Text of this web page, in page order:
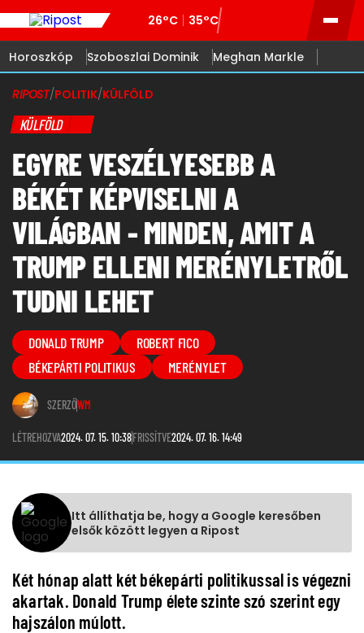
26°C 35°C
Horoszkóp Szoboszlai Dominik Meghan Markle
RIPOST/POLITIK/KÜLFÖLD
KÜLFÖLD
EGYRE VESZÉLYESEBB A
BÉKÉT KÉPVISELNI A
VILÁGBAN - MINDEN, AMIT A
TRUMP ELLENI MERÉNYLETRŐL
TUDNI LEHET
DONALD TRUMP
ROBERT FICO
BÉKEPÁRTI POLITIKUS
MERÉNYLET
SZERZŐWM
LÉTREHOZVA2024. 07. 15. 10:38FRISSÍTVE2024. 07. 16. 14:49
Itt állíthatja be, hogy a Google keresőben
elsők között legyen a Ripost
Két hónap alatt két békepárti politikussal is végezni
akartak. Donald Trump élete szinte szó szerint egy
hajszálon múlott.